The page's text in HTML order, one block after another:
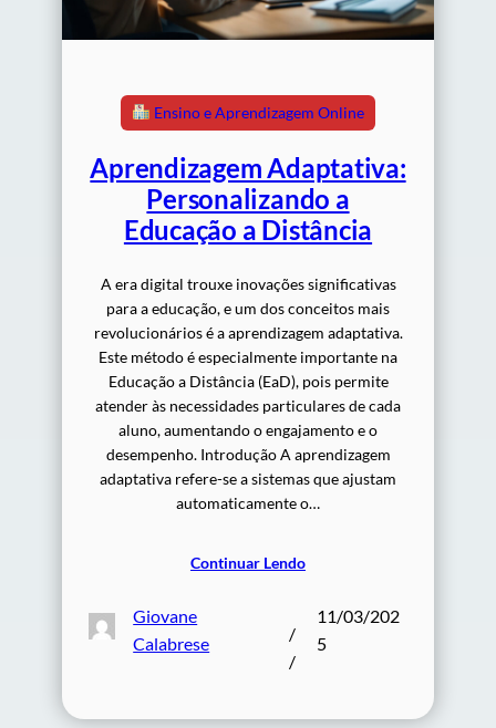
Ensino e Aprendizagem Online
Aprendizagem Adaptativa:
Personalizando a
Educação a Distância
A era digital trouxe inovações significativas
para a educação, e um dos conceitos mais
revolucionários é a aprendizagem adaptativa.
Este método é especialmente importante na
Educação a Distância (EaD), pois permite
atender às necessidades particulares de cada
aluno, aumentando o engajamento e o
desempenho. Introdução A aprendizagem
adaptativa refere-se a sistemas que ajustam
automaticamente o…
Continuar Lendo
Giovane
Calabrese
/
/
11/03/202
5